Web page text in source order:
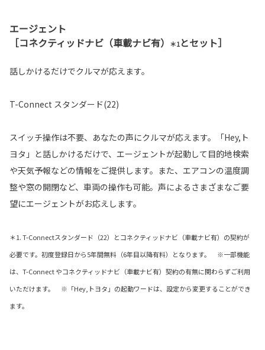
エージェント
［コネクティッドナビ（車載ナビ有）
＊1とセット］
話しかけるだけでクルマが応えます。
T-Connect スタンダード(22)
スイッチ操作は不要、あなたの声にクルマが応えます。「Hey,ト
ヨタ」と話しかけるだけで、エージェントが起動して目的地検索
や天気予報などの情報をご提供します。また、エアコンの温度調
整や窓の開閉など、車両の操作も可能。声によるさまざまなご要
望にエージェントがお応えします。
＊1. T-Connectスタンダード（22）とコネクティッドナビ（車載ナビ有）の契約が
必要です。初度登録日から5年間無料（6年目以降有料）となります。 ※一部機能
は、T-Connect やコネクティッドナビ（車載ナビ有）契約の有無に関わらずご利用
いただけます。 ※「Hey,トヨタ」の起動ワードは、設定から変更することができ
ます。